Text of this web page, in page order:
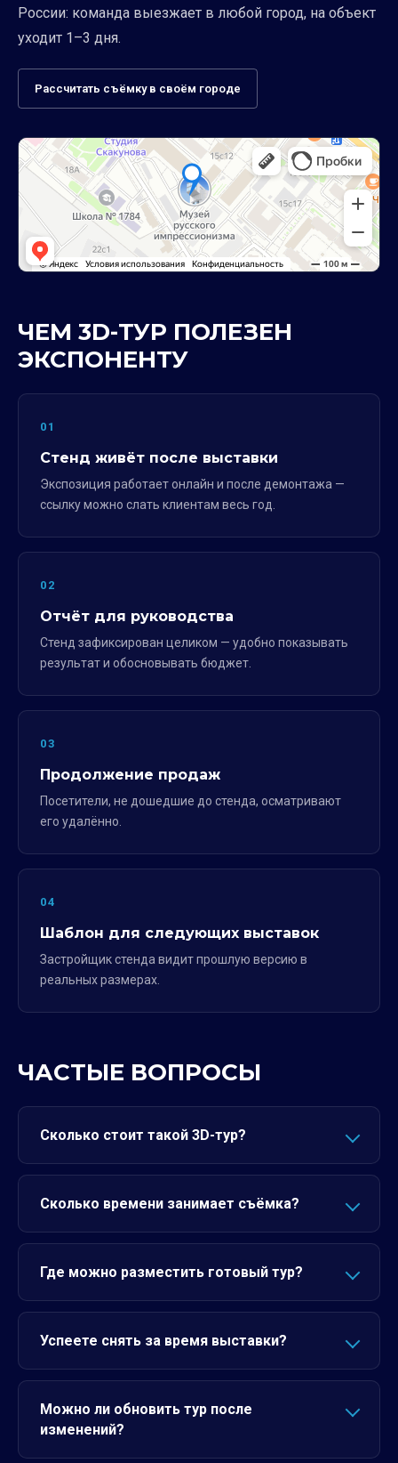
России: команда выезжает в любой город, на объект
уходит 1–3 дня.
Рассчитать съёмку в своём городе
ЧЕМ 3D-ТУР ПОЛЕЗЕН
ЭКСПОНЕНТУ
01
Стенд живёт после выставки
Экспозиция работает онлайн и после демонтажа —
ссылку можно слать клиентам весь год.
02
Отчёт для руководства
Стенд зафиксирован целиком — удобно показывать
результат и обосновывать бюджет.
03
Продолжение продаж
Посетители, не дошедшие до стенда, осматривают
его удалённо.
04
Шаблон для следующих выставок
Застройщик стенда видит прошлую версию в
реальных размерах.
ЧАСТЫЕ ВОПРОСЫ
Сколько стоит такой 3D-тур?
Сколько времени занимает съёмка?
Где можно разместить готовый тур?
Успеете снять за время выставки?
Можно ли обновить тур после
изменений?